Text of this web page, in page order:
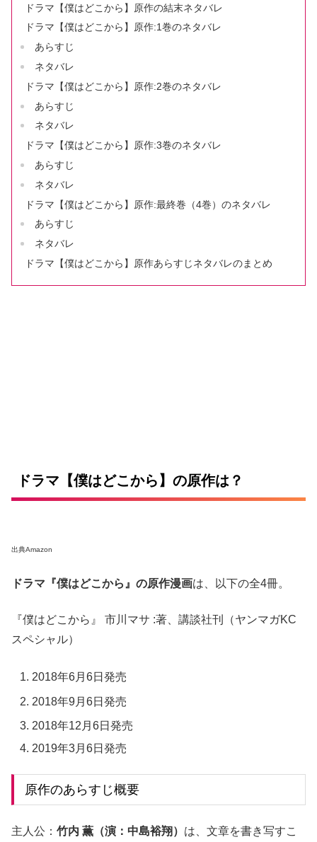
ドラマ【僕はどこから】原作の結末ネタバレ
ドラマ【僕はどこから】原作:1巻のネタバレ
あらすじ
ネタバレ
ドラマ【僕はどこから】原作:2巻のネタバレ
あらすじ
ネタバレ
ドラマ【僕はどこから】原作:3巻のネタバレ
あらすじ
ネタバレ
ドラマ【僕はどこから】原作:最終巻（4巻）のネタバレ
あらすじ
ネタバレ
ドラマ【僕はどこから】原作あらすじネタバレのまとめ
ドラマ【僕はどこから】の原作は？
出典Amazon
ドラマ『僕はどこから』の原作漫画は、以下の全4冊。
『僕はどこから』 市川マサ :著、講談社刊（ヤンマガKC
スペシャル）
2018年6月6日発売
2018年9月6日発売
2018年12月6日発売
2019年3月6日発売
原作のあらすじ概要
主人公： 竹内 薫（演：中島裕翔） は、文章を書き写すこ